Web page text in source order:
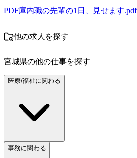
PDF庫内職の先輩の1日、見せます.pdf
他の求人を探す
宮城県の他の仕事を探す
医療/福祉に関わる
事務に関わる